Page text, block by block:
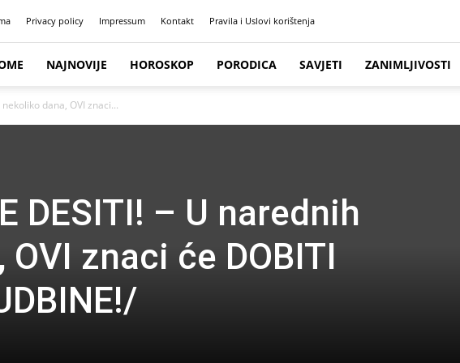
Privacy policy Impressum Kontakt Pravila i Uslovi korištenja
NAJNOVIJE HOROSKOP PORODICA SAVJETI ZANIMLJIVOSTI
dana, OVI znaci...
DESITI! – U narednih
znaci će DOBITI